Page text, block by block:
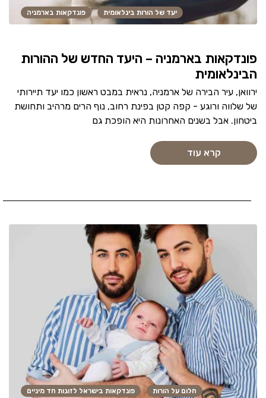
יעד של הורות בינלאומית פונדקאות בארמניה
פונדקאות בארמניה – היעד החדש של ההורות
הבינלאומית
ירוואן, עיר הבירה של ארמניה, נראית במבט ראשון כמו יעד תיירותי
של שלווה ורוגע - קפה קטן בפינת רחוב, נוף הרים מרהיב ותחושת
ביטחון. אבל בשנים האחרונות היא הופכת גם
קרא עוד
חלום על הורות פונדקאות בישראל לזוגות חד מיניים